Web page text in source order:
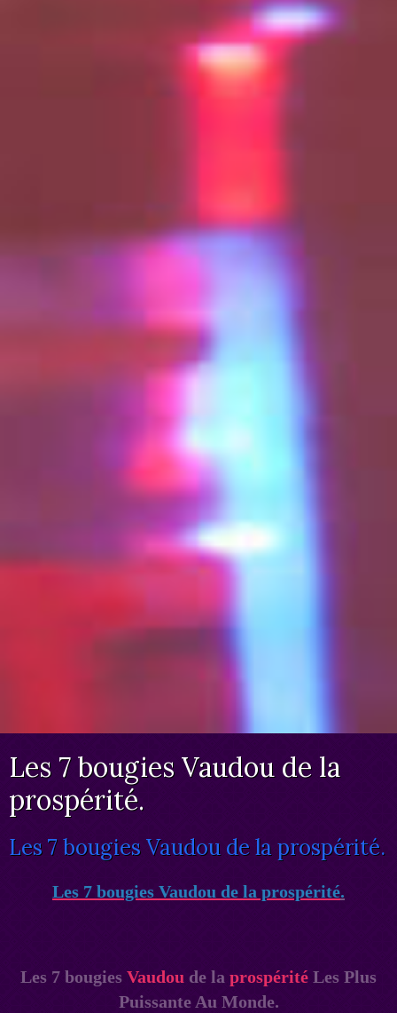
Les 7 bougies Vaudou de la
prospérité.
Les 7 bougies Vaudou de la prospérité.
Les 7 bougies Vaudou de la prospérité.
Les 7 bougies Vaudou de la prospérité Les Plus
Puissante Au Monde.